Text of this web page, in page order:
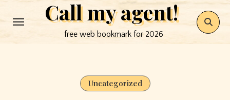
to
Call my agent!
free web bookmark for 2026
Uncategorized